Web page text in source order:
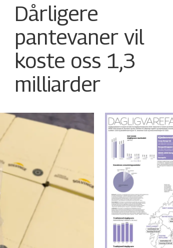
Dårligere
pantevaner vil
koste oss 1,3
milliarder